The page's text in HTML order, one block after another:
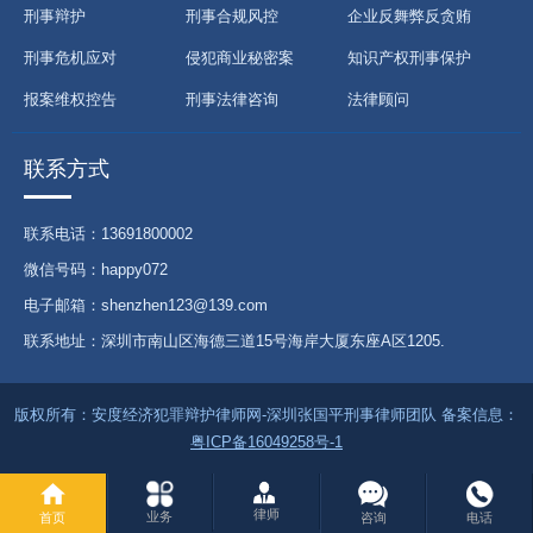
刑事辩护 刑事合规风控 企业反舞弊反贪贿
刑事危机应对 侵犯商业秘密案 知识产权刑事保护
报案维权控告 刑事法律咨询 法律顾问
联系方式
联系电话：13691800002
微信号码：happy072
电子邮箱：shenzhen123@139.com
联系地址：深圳市南山区海德三道15号海岸大厦东座A区1205.
版权所有：安度经济犯罪辩护律师网-深圳张国平刑事律师团队 备案信息：
粤ICP备16049258号-1
首页 业务 律师 咨询 电话